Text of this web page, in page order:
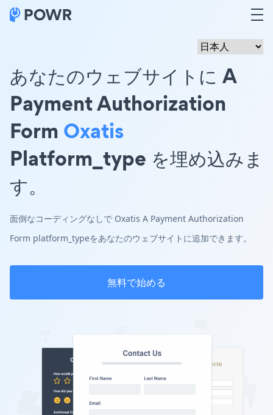
あなたのウェブサイトに A
Payment Authorization
Form Oxatis
Platform_type を埋め込みま
す。
面倒なコーディングなしで Oxatis A Payment Authorization
Form platform_typeをあなたのウェブサイトに追加できます。
無料で始める